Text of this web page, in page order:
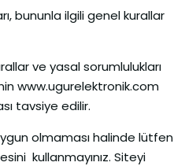
bununla ilgili genel kurallar
ve yasal sorumlulukları
www.ugurelektronik.com
tavsiye edilir.
olmaması halinde lütfen
kullanmayınız. Siteyi